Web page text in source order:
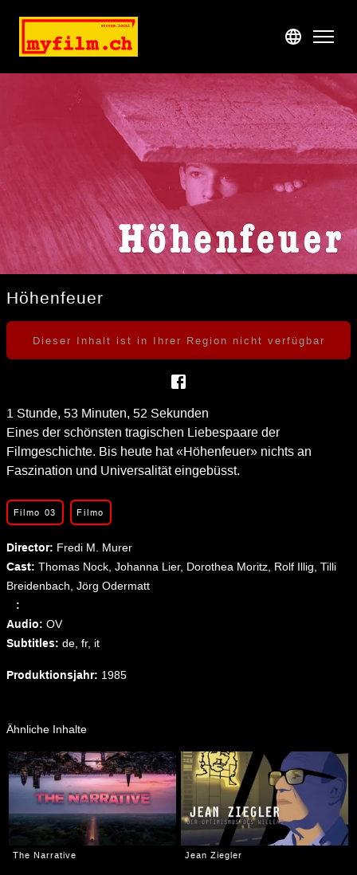
Anmelden
Registrieren
Höhenfeuer
Dieser Inhalt ist in Ihrer Region nicht verfügbar
1 Stunde, 53 Minuten, 52 Sekunden
Eines der schönsten tragischen Liebespaare der
Filmgeschichte. Bis heute hat «Höhenfeuer» nichts an
Faszination und Universalität eingebüsst.
Filmo 03 Filmo
Director: Fredi M. Murer
Cast: Thomas Nock, Johanna Lier, Dorothea Moritz, Rolf Illig, Tilli
Breidenbach, Jörg Odermatt
   :
Audio: OV
Subtitles: de, fr, it
Produktionsjahr: 1985
Unfortunately, the title cannot be played at the moment for
technical reasons.
Ähnliche Inhalte
The Narrative Jean Ziegler